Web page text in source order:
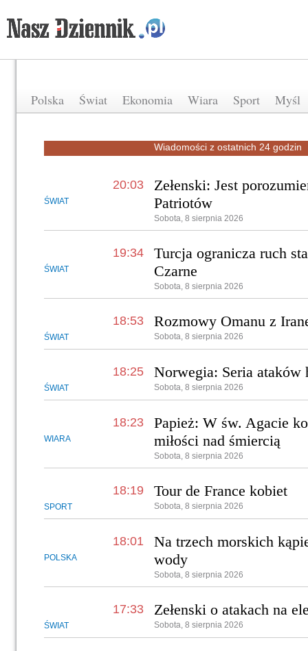
Polska Świat Ekonomia Wiara Sport Myśl
Wiadomości z ostatnich 24 godzin
20:03
ŚWIAT
Zełenski: Jest
Patriotów
Sobota, 8 sierpnia 2026
19:34
ŚWIAT
Turcja ogranicza ruch
Czarne
Sobota, 8 sierpnia 2026
18:53
ŚWIAT
Rozmowy Omanu z
Sobota, 8 sierpnia 2026
18:25
ŚWIAT
Norwegia: Seria ataków
Sobota, 8 sierpnia 2026
18:23
WIARA
Papież: W św. Agacie
miłości nad śmiercią
Sobota, 8 sierpnia 2026
18:19
SPORT
Tour de France kobiet
Sobota, 8 sierpnia 2026
18:01
POLSKA
Na trzech morskich
wody
Sobota, 8 sierpnia 2026
17:33
ŚWIAT
Zełenski o atakach na
Sobota, 8 sierpnia 2026